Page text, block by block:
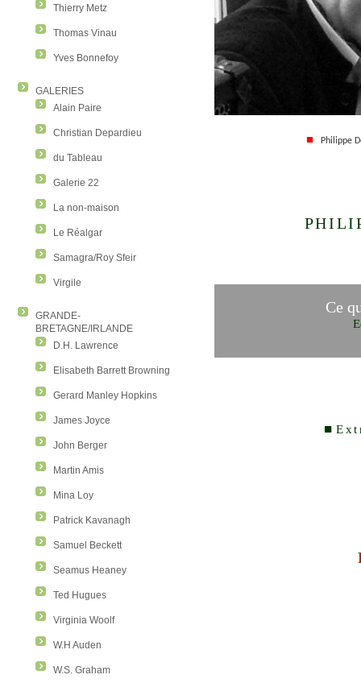
Thierry Metz
Thomas Vinau
Yves Bonnefoy
GALERIES
Alain Paire
Christian Depardieu
du Tableau
Galerie 22
La non-maison
Le Réalgar
Samagra/Roy Sfeir
Virgile
GRANDE-
BRETAGNE/IRLANDE
D.H. Lawrence
Elisabeth Barrett Browning
Gerard Manley Hopkins
James Joyce
John Berger
Martin Amis
Mina Loy
Patrick Kavanagh
Samuel Beckett
Seamus Heaney
Ted Hugues
Virginia Woolf
W.H Auden
W.S. Graham
■Philippe
Ce
■